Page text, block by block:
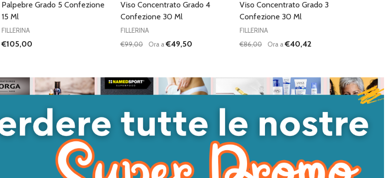
Palpebre Grado 5 Confezione
15 Ml
FILLERINA
€105,00
Viso Concentrato Grado 4
Confezione 30 Ml
FILLERINA
€99,00
Ora a€49,50
Viso Concentrato Grado 3
Confezione 30 Ml
FILLERINA
€86,00
Ora a€40,42